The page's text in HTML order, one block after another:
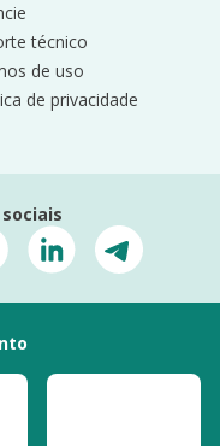
técnico
de uso
de privacidade